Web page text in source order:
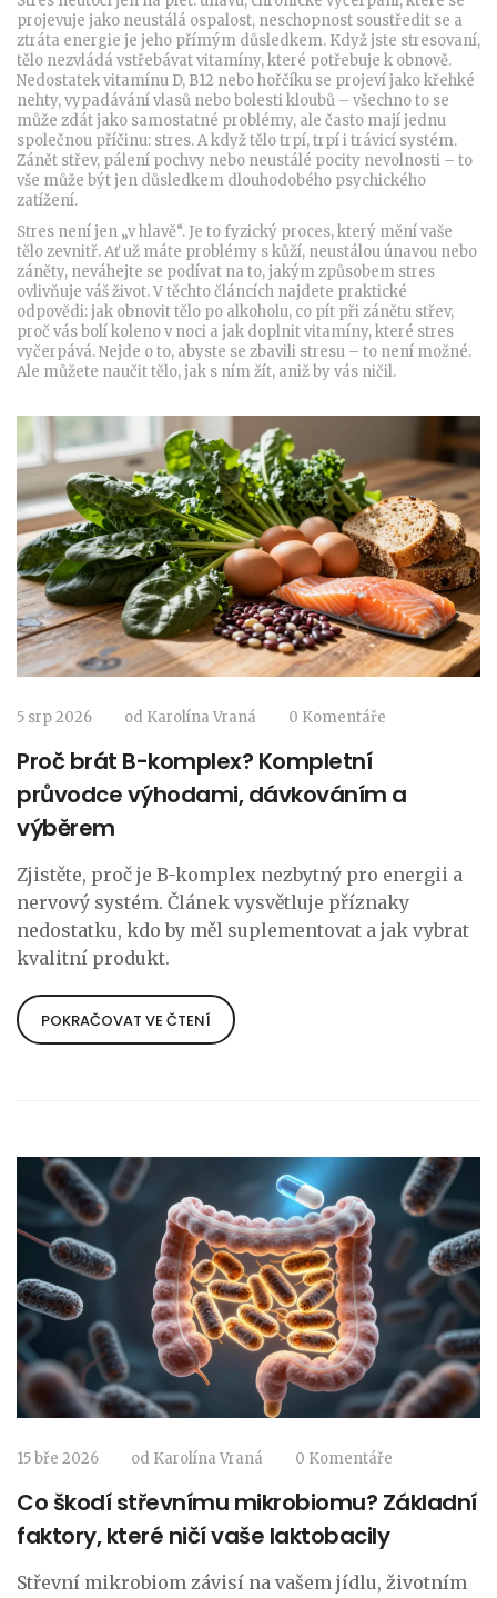
projevuje jako neustálá ospalost, neschopnost soustředit se a
ztráta energie je jeho přímým důsledkem. Když jste stresovaní,
tělo nezvládá vstřebávat vitamíny, které potřebuje k obnově.
Nedostatek vitamínu D, B12 nebo hořčíku se projeví jako křehké
nehty, vypadávání vlasů nebo bolesti kloubů – všechno to se
může zdát jako samostatné problémy, ale často mají jednu
společnou příčinu: stres. A když tělo trpí, trpí i trávicí systém.
Zánět střev, pálení pochvy nebo neustálé pocity nevolnosti – to
vše může být jen důsledkem dlouhodobého psychického
zatížení.
Stres není jen „v hlavě“. Je to fyzický proces, který mění vaše
tělo zevnitř. Ať už máte problémy s kůží, neustálou únavou nebo
záněty, neváhejte se podívat na to, jakým způsobem stres
ovlivňuje váš život. V těchto článcích najdete praktické
odpovědi: jak obnovit tělo po alkoholu, co pít při zánětu střev,
proč vás bolí koleno v noci a jak doplnit vitamíny, které stres
vyčerpává. Nejde o to, abyste se zbavili stresu – to není možné.
Ale můžete naučit tělo, jak s ním žít, aniž by vás ničil.
5 srp 2026 od Karolína Vraná 0 Komentáře
Proč brát B-komplex? Kompletní
průvodce výhodami, dávkováním a
výběrem
Zjistěte, proč je B-komplex nezbytný pro energii a
nervový systém. Článek vysvětluje příznaky
nedostatku, kdo by měl suplementovat a jak vybrat
kvalitní produkt.
POKRAČOVAT VE ČTENÍ
15 bře 2026 od Karolína Vraná 0 Komentáře
Co škodí střevnímu mikrobiomu? Základní
faktory, které ničí vaše laktobacily
Střevní mikrobiom závisí na vašem jídlu, životním